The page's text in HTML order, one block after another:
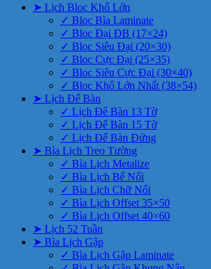
➤ Lịch Bloc Khổ Lớn
✓ Bloc Bìa Laminate
✓ Bloc Đại ĐB (17×24)
✓ Bloc Siêu Đại (20×30)
✓ Bloc Cực Đại (25×35)
✓ Bloc Siêu Cực Đại (30×40)
✓ Bloc Khổ Lớn Nhất (38×54)
➤ Lịch Để Bàn
✓ Lịch Để Bàn 13 Tờ
✓ Lịch Để Bàn 15 Tờ
✓ Lịch Để Bàn Đứng
➤ Bìa Lịch Treo Tường
✓ Bìa Lịch Metalize
✓ Bìa Lịch Bế Nổi
✓ Bìa Lịch Chữ Nổi
✓ Bìa Lịch Offset 35×50
✓ Bìa Lịch Offset 40×60
➤ Lịch 52 Tuần
➤ Bìa Lịch Gập
✓ Bìa Lịch Gập Laminate